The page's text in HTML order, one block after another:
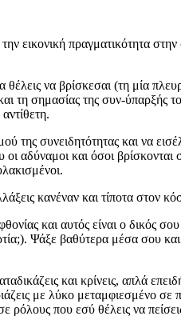
εικονική πραγματικότητα
να βρίσκεσαι (τη μία
τη σημασίας της συν-ύπαρξής
της συνειδητότητας και να
αδύναμοι και όσοι βρίσκονται
κανέναν και τίποτα στον
και αυτός είναι ο δικός
Ψάξε βαθύτερα μέσα σου και
και κρίνεις, απλά
με λύκο μεταμφιεσμένο σε
ρόλους που εσύ θέλεις να